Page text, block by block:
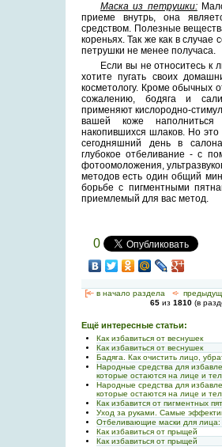
Маска из петрушки:
приеме внутрь, она
средством. Полезные
кореньях. Так же как в
петрушки не менее получаса.
Если вы не относитесь к
хотите пугать своих
косметологу. Кроме обычных
сожалению, бодяга и
применяют кислородно-
вашей коже
накопившихся шлаков. Но
сегодняшний день в
глубокое отбеливание - с
фотоомоложения,
методов есть один общий
борьбе с пигментными
приемлемый для вас метод.
0
[<— в начало раздела <-
65 из 1810 (в
Ещё интересные статьи:
Как избавиться от веснушек
Как избавиться от веснушек
Бадяга. Как очистить лицо,
Народные средства для
которые остаются на лице и
Народные средства для
которые остаются на лице и
Как избавится от пигментных
Уход за руками. Самые
Отбеливающие маски для лица:
Как избавиться от прыщей
Как избавиться от прыщей